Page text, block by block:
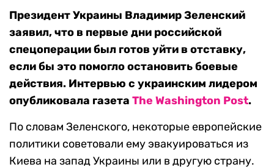
Президент Украины Владимир Зеленский
заявил, что в первые дни российской
спецоперации был готов уйти в отставку,
если бы это помогло остановить боевые
действия. Интервью с украинским лидером
опубликовала газета The Washington Post.
По словам Зеленского, некоторые европейские
политики советовали ему эвакуироваться из
Киева на запад Украины или в другую страну.